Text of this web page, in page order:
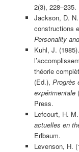
2(3), 228–235.
Jackson, D.
constructions
Personality
Kuhl, J.
théorie
(Ed.), Progrès
expérimentale
Press.
Lefcourt, H.
actuelles en
Erlbaum.
Levenson, H.